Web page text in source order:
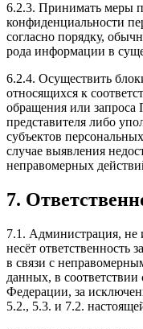
6.2.3. Принимать меры
конфиденциальности
согласно порядку,
рода информации в
6.2.4. Осуществить
относящихся к
обращения или запроса
представителя либо
субъектов
случае выявления
неправомерных
7.
7.1. Администрация, не
несёт ответственность
в связи с
данных, в соответствии
Федерации, за
5.2., 5.3. и 7.2.